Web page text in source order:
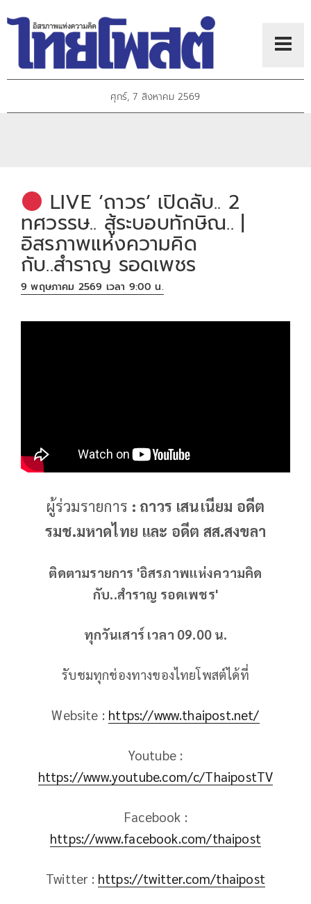
ศุกร์, 7 สิงหาคม 2569
LIVE ‘ถาวร’ เปิดลับ.. 2
ทศวรรษ.. สู้ระบอบทักษิณ.. |
อิสรภาพแห่งความคิด
กับ..สำราญ รอดเพชร
9 พฤษภาคม 2569 เวลา 9:00 น.
ผู้ร่วมรายการ : ถาวร เสนเนียม อดีต
รมช.มหาดไทย และ อดีต สส.สงขลา
ติดตามรายการ 'อิสรภาพแห่งความคิด
กับ..สำราญ รอดเพชร'
ทุกวันเสาร์ เวลา 09.00 น.
รับชมทุกช่องทางของไทยโพสต์ได้ที่
Website : https://www.thaipost.net/
Youtube :
https://www.youtube.com/c/ThaipostTV
Facebook :
https://www.facebook.com/thaipost
Twitter : https://twitter.com/thaipost